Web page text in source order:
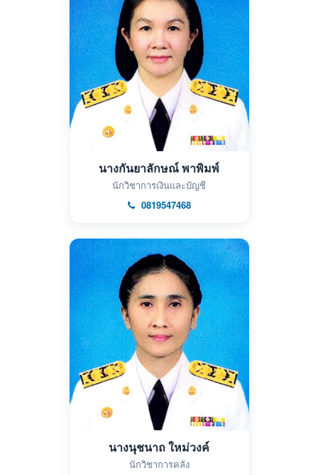
นางกันยาลักษณ์ พาพิมพ์
นักวิชาการเงินและบัญชี
0819547468
นางนุชนาถ ใหม่วงค์
นักวิชาการคลัง